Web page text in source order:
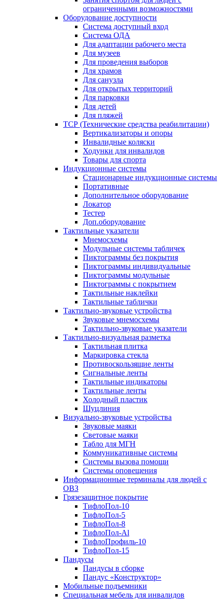
ограниченными возможностями
Оборудование доступности
Система доступный вход
Система ОДА
Для адаптации рабочего места
Для музеев
Для проведения выборов
Для храмов
Для санузла
Для открытых территорий
Для парковки
Для детей
Для пляжей
ТСР (Технические средства реабилитации)
Вертикализаторы и опоры
Инвалидные коляски
Ходунки для инвалидов
Товары для спорта
Индукционные системы
Стационарные индукционные системы
Портативные
Дополнительное оборудование
Локатор
Тестер
Доп.оборудование
Тактильные указатели
Мнемосхемы
Модульные системы табличек
Пиктограммы без покрытия
Пиктограммы индивидуальные
Пиктограммы модульные
Пиктограммы с покрытием
Тактильные наклейки
Тактильные таблички
Тактильно-звуковые устройства
Звуковые мнемосхемы
Тактильно-звуковые указатели
Тактильно-визуальная разметка
Тактильная плитка
Маркировка стекла
Противоскользящие ленты
Сигнальные ленты
Тактильные индикаторы
Тактильные ленты
Холодный пластик
Шуцлиния
Визуально-звуковые устройства
Звуковые маяки
Световые маяки
Табло для МГН
Коммуникативные системы
Системы вызова помощи
Системы оповещения
Информационные терминалы для людей с
ОВЗ
Грязезащитное покрытие
ТифлоПол-10
ТифлоПол-5
ТифлоПол-8
ТифлоПол-Al
ТифлоПрофиль-10
ТифлоПол-15
Пандусы
Пандусы в сборке
Пандус «Конструктор»
Мобильные подъемники
Специальная мебель для инвалидов